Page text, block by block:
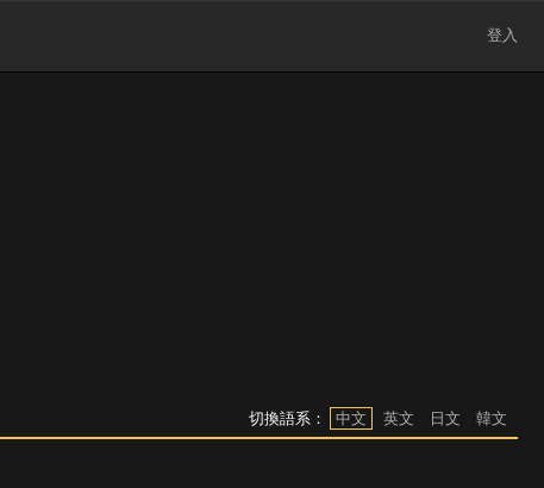
登入
切換語系： 中文 英文 日文 韓文